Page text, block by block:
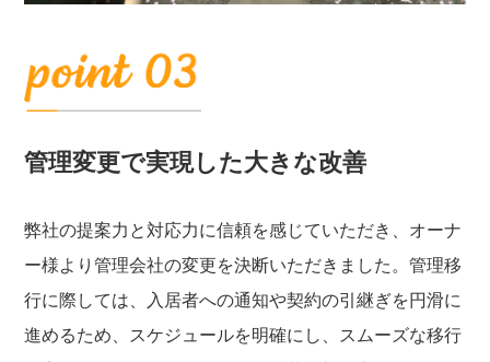
管理変更で実現した大きな改善
弊社の提案力と対応力に信頼を感じていただき、オーナ
ー様より管理会社の変更を決断いただきました。管理移
行に際しては、入居者への通知や契約の引継ぎを円滑に
進めるため、スケジュールを明確にし、スムーズな移行